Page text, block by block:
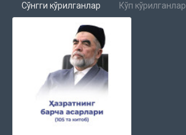
76.«Соф табиат дини»
«Нақшбандия: вазифалар, зикрлар»
«Усулул фиқх»
«Қуръон илмлари»
Сўнгги кўрилганлар Кўп кўрилганлар